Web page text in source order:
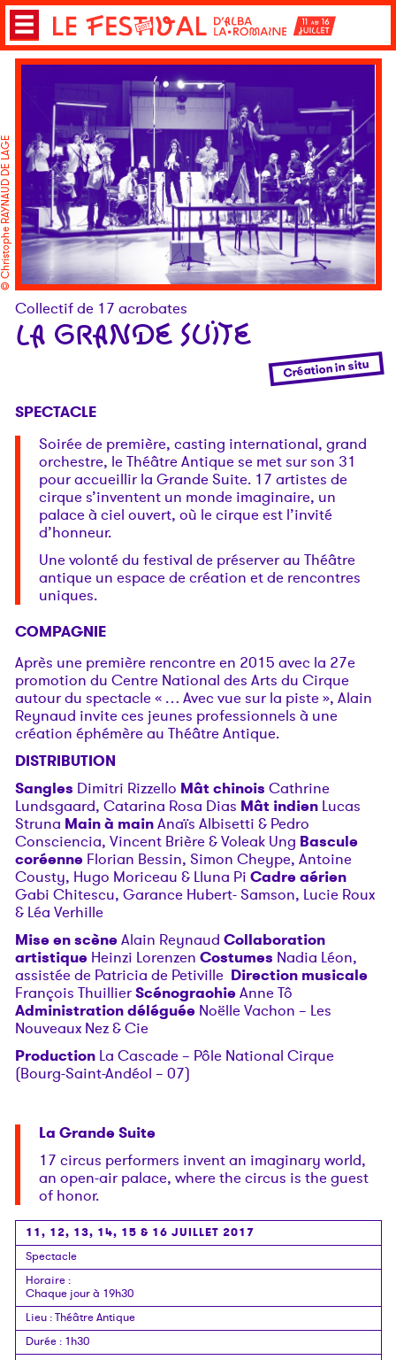
DE LAGE
Collectif de 17 acrobates
LA GRANDE SUITE
Création in situ
SPECTACLE
Soirée de première, casting international, grand
orchestre, le Théâtre Antique se met sur son 31
pour accueillir la Grande Suite. 17 artistes de
cirque s’inventent un monde imaginaire, un
palace à ciel ouvert, où le cirque est l’invité
d’honneur.
Une volonté du festival de préserver au Théâtre
antique un espace de création et de rencontres
uniques.
COMPAGNIE
Après une première rencontre en 2015 avec la 27e
promotion du Centre National des Arts du Cirque
autour du spectacle « … Avec vue sur la piste », Alain
Reynaud invite ces jeunes professionnels à une
création éphémère au Théâtre Antique.
DISTRIBUTION
Sangles Dimitri Rizzello Mât chinois Cathrine
Lundsgaard, Catarina Rosa Dias Mât indien Lucas
Struna Main à mainAnaïs Albisetti & Pedro
Consciencia, Vincent Brière & Voleak Ung Bascule
coréenne Florian Bessin, Simon Cheype, Antoine
Cousty, Hugo Moriceau & Lluna Pi Cadre aérien
Gabi Chitescu, Garance Hubert- Samson, Lucie Roux
& Léa Verhille
Mise en scèneAlain Reynaud Collaboration
artistique Heinzi Lorenzen Costumes Nadia Léon,
assistée de Patricia de Petiville Direction musicale
François ThuillierScénograohieAnne Tô
Administration déléguéeNoëlle Vachon – Les
Nouveaux Nez & Cie
Production La Cascade – Pôle National Cirque
(Bourg-Saint-Andéol – 07)
La Grande Suite
17 circus performers invent an imaginary world,
an open-air palace, where the circus is the guest
of honor.
11, 12, 13, 14, 15 & 16 JUILLET 2017
Spectacle
Horaire:
Chaque jour à 19h30
Lieu:Théâtre Antique
Durée: 1h30